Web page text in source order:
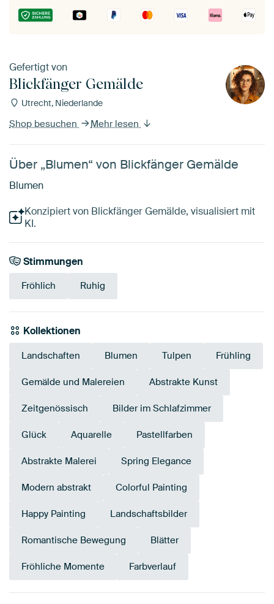
Gefertigt von
Blickfänger Gemälde
Utrecht, Niederlande
Shop besuchen Mehr lesen
Über „Blumen“ von Blickfänger Gemälde
Blumen
Konzipiert von Blickfänger Gemälde, visualisiert mit
KI.
Stimmungen
Fröhlich Ruhig
Kollektionen
Landschaften Blumen Tulpen Frühling
Gemälde und Malereien Abstrakte Kunst
Zeitgenössisch Bilder im Schlafzimmer
Glück Aquarelle Pastellfarben
Abstrakte Malerei Spring Elegance
Modern abstrakt Colorful Painting
Happy Painting Landschaftsbilder
Romantische Bewegung Blätter
Fröhliche Momente Farbverlauf